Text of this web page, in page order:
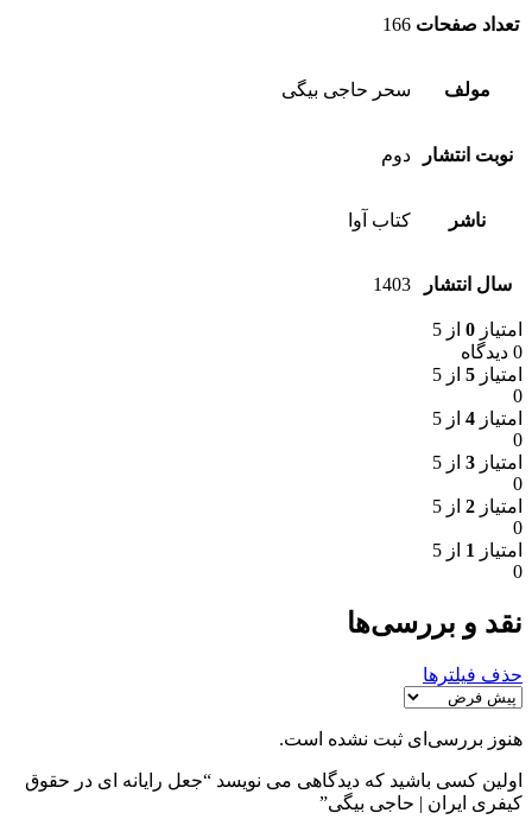
تعداد صفحات 166
مولف سحر حاجی بیگی
نوبت انتشار دوم
ناشر کتاب آوا
سال انتشار 1403
امتیاز 0 از 5
0 دیدگاه
امتیاز 5 از 5
0
امتیاز 4 از 5
0
امتیاز 3 از 5
0
امتیاز 2 از 5
0
امتیاز 1 از 5
0
نقد و بررسی‌ها
حذف فیلترها
هنوز بررسی‌ای ثبت نشده است.
اولین کسی باشید که دیدگاهی می نویسد “جعل رایانه ای در حقوق
کیفری ایران | حاجی بیگی”